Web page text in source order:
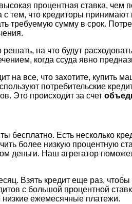
процентная ставка,
тем, что кредиторы
требуемую сумму в срок.
на что будут
когда ссуда явно
на все, что захотите, купить
потребительские
Это происходит за счет
Есть несколько
более низкую процентную
деньги. Наш агрегатор
Взять кредит еще раз,
с большой процентной
ежемесячные платежи.